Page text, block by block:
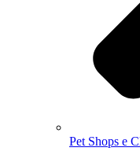
Pet Shops e